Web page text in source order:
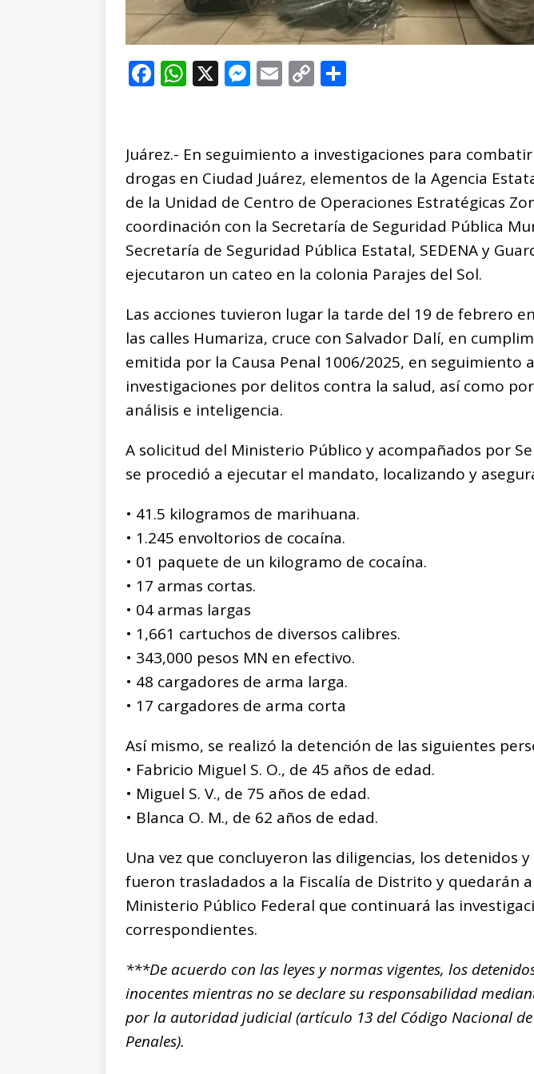
F
e
b
o
o
k
W
s
A
p
p
X M
e
n
g
e
r
E
l
C
y
Li
n
k
p
ar
ti
r
Juárez.- En seguimiento a investigaciones para
drogas en Ciudad Juárez, elementos de la Agencia
de la Unidad de Centro de Operaciones Estratégicas
coordinación con la Secretaría de Seguridad Pública
Secretaría de Seguridad Pública Estatal, SEDENA y
ejecutaron un cateo en la colonia Parajes del Sol.
Las acciones tuvieron lugar la tarde del 19 de febrero
las calles Humariza, cruce con Salvador Dalí, en
emitida por la Causa Penal 1006/2025, en seguimiento
investigaciones por delitos contra la salud, así como
análisis e inteligencia.
A solicitud del Ministerio Público y acompañados por
se procedió a ejecutar el mandato, localizando y
• 41.5 kilogramos de marihuana.
• 1.245 envoltorios de cocaína.
• 01 paquete de un kilogramo de cocaína.
• 17 armas cortas.
• 04 armas largas
• 1,661 cartuchos de diversos calibres.
• 343,000 pesos MN en efectivo.
• 48 cargadores de arma larga.
• 17 cargadores de arma corta
Así mismo, se realizó la detención de las siguientes
• Fabricio Miguel S. O., de 45 años de edad.
• Miguel S. V., de 75 años de edad.
• Blanca O. M., de 62 años de edad.
Una vez que concluyeron las diligencias, los detenidos
fueron trasladados a la Fiscalía de Distrito y quedarán
Ministerio Público Federal que continuará las
correspondientes.
***De acuerdo con las leyes y normas vigentes, los
inocentes mientras no se declare su responsabilidad
por la autoridad judicial (artículo 13 del Código Nacional
Penales).